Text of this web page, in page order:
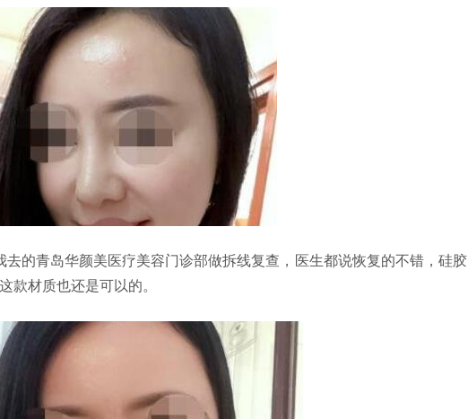
青岛华颜美医疗美容门诊部做拆线复查，医生都说恢复的不错，硅胶
款材质也还是可以的。